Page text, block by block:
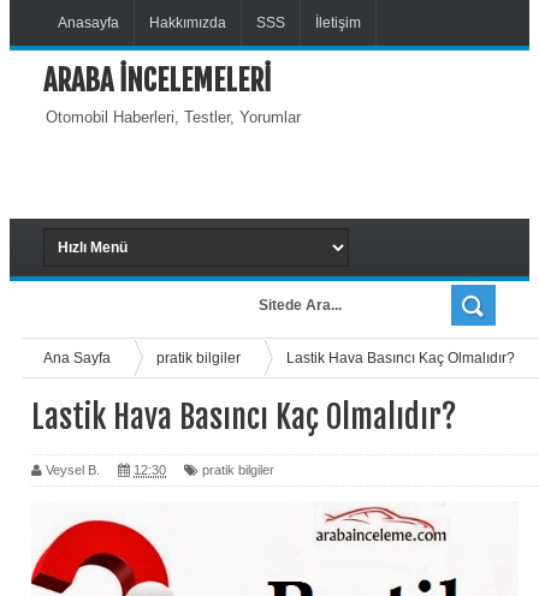
Anasayfa Hakkımızda SSS İletişim
ARABA İNCELEMELERİ
Otomobil Haberleri, Testler, Yorumlar
Ana Sayfa pratik bilgiler Lastik Hava Basıncı Kaç Olmalıdır?
Lastik Hava Basıncı Kaç Olmalıdır?
Veysel B. 12:30 pratik bilgiler